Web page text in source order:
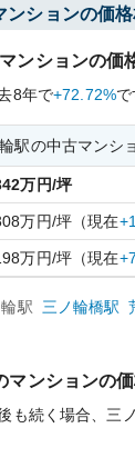
ンションの価
ンションの価
8年で+72.72%で
駅の中古マンシ
万円/坪
万円/坪 （現在
万円/坪 （現在
駅 三ノ輪橋駅
マンションの
も続く場合、 三